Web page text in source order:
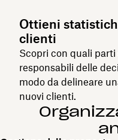
Ottieni
clienti
Scopri con quali
responsabili delle
modo da delineare
nuovi clienti.